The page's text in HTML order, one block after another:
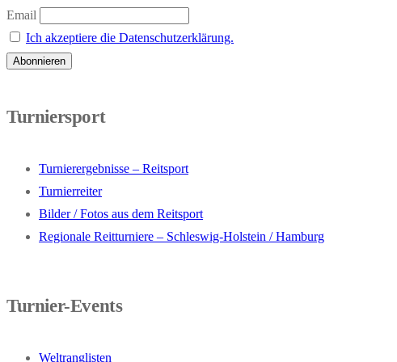
Email
Ich akzeptiere die Datenschutzerklärung.
Turniersport
Turnierergebnisse – Reitsport
Turnierreiter
Bilder / Fotos aus dem Reitsport
Regionale Reitturniere – Schleswig-Holstein / Hamburg
Turnier-Events
Weltranglisten